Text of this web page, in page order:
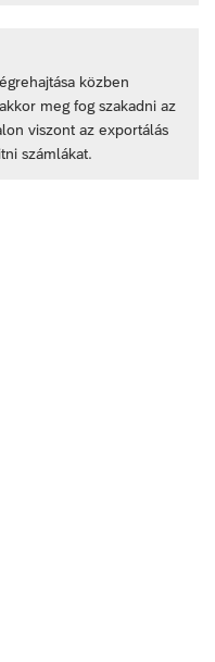
közben
meg fog szakadni az
viszont az exportálás
számlákat.